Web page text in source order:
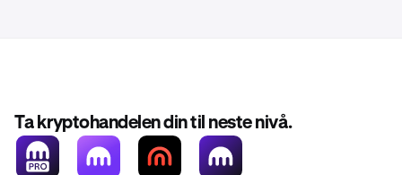
Ta kryptohandelen din til neste nivå.